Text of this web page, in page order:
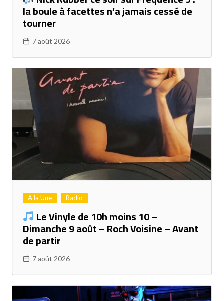
la boule à facettes n’a jamais cessé de
tourner
7 août 2026
A la Une Radio
Le Vinyle de 10h moins 10 –
Dimanche 9 août – Roch Voisine – Avant
de partir
7 août 2026